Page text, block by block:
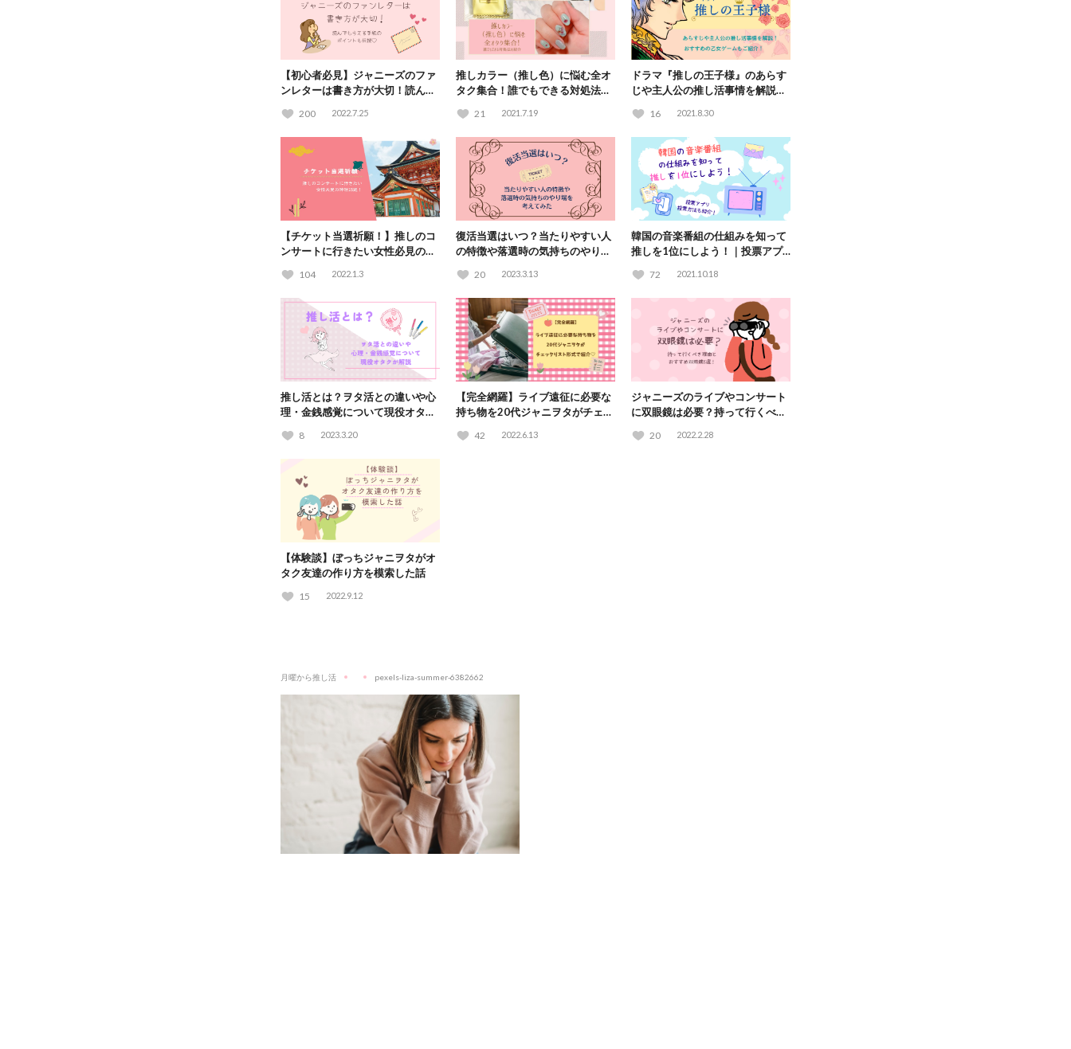
【初心者必見】ジャニーズのファ
ンレターは書き方が大切！読んで
200 2022.7.25
推しカラー（推し色）に悩む全オ
タク集合！誰でもできる対処法を
21 2021.7.19
ドラマ『推しの王子様』のあらす
じや主人公の推し活事情を解説！
16 2021.8.30
【チケット当選祈願！】推しのコ
ンサートに行きたい女性必見の神
104 2022.1.3
復活当選はいつ？当たりやすい人
の特徴や落選時の気持ちのやり場
20 2023.3.13
韓国の音楽番組の仕組みを知って
推しを1位にしよう！｜投票アプ
72 2021.10.18
推し活とは？ヲタ活との違いや心
理・金銭感覚について現役オタク
8 2023.3.20
【完全網羅】ライブ遠征に必要な
持ち物を20代ジャニヲタがチェッ
42 2022.6.13
ジャニーズのライブやコンサート
に双眼鏡は必要？持って行くべき
20 2022.2.28
【体験談】ぼっちジャニヲタがオ
タク友達の作り方を模索した話
15 2022.9.12
月曜から推し活 pexels-liza-summer-6382662